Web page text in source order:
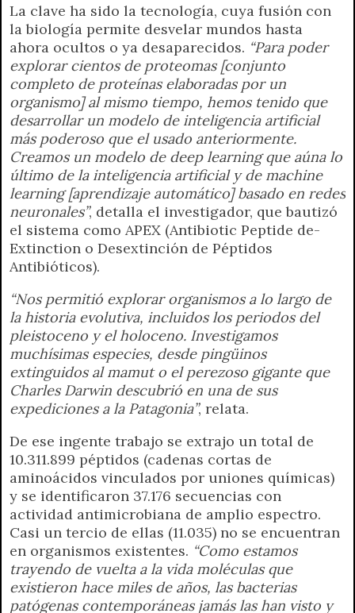
La clave ha sido la tecnología, cuya fusión con
la biología permite desvelar mundos hasta
ahora ocultos o ya desaparecidos. “Para poder
explorar cientos de proteomas [conjunto
completo de proteínas elaboradas por un
organismo] al mismo tiempo, hemos tenido que
desarrollar un modelo de inteligencia artificial
más poderoso que el usado anteriormente.
Creamos un modelo de deep learning que aúna lo
último de la inteligencia artificial y de machine
learning [aprendizaje automático] basado en redes
neuronales”, detalla el investigador, que bautizó
el sistema como APEX (Antibiotic Peptide de-
Extinction o Desextinción de Péptidos
Antibióticos).
“Nos permitió explorar organismos a lo largo de
la historia evolutiva, incluidos los periodos del
pleistoceno y el holoceno. Investigamos
muchísimas especies, desde pingüinos
extinguidos al mamut o el perezoso gigante que
Charles Darwin descubrió en una de sus
expediciones a la Patagonia”, relata.
De ese ingente trabajo se extrajo un total de
10.311.899 péptidos (cadenas cortas de
aminoácidos vinculados por uniones químicas)
y se identificaron 37.176 secuencias con
actividad antimicrobiana de amplio espectro.
Casi un tercio de ellas (11.035) no se encuentran
en organismos existentes. “Como estamos
trayendo de vuelta a la vida moléculas que
existieron hace miles de años, las bacterias
patógenas contemporáneas jamás las han visto y